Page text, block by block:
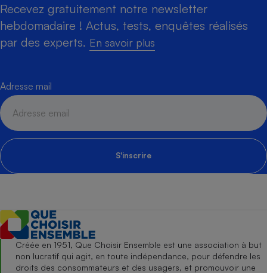
Recevez gratuitement notre newsletter
hebdomadaire ! Actus, tests, enquêtes réalisés
par des experts. En savoir plus
Adresse mail
S'inscrire
Créée en 1951, Que Choisir Ensemble est une association à but
non lucratif qui agit, en toute indépendance, pour défendre les
droits des consommateurs et des usagers, et promouvoir une